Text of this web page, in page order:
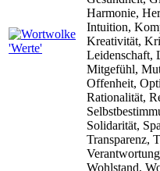
Harmonie,
Intuition,
Kreativität,
Leidenschaft,
Mitgefühl,
Offenheit,
Rationalität,
Solidarität,
Transparenz,
Wohlstand,